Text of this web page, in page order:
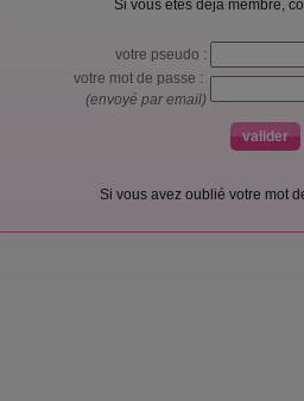
Si vous êtes déjà membre,
votre pseudo :
votre mot de passe :
(envoyé par email)
Si vous avez oublié votre mot